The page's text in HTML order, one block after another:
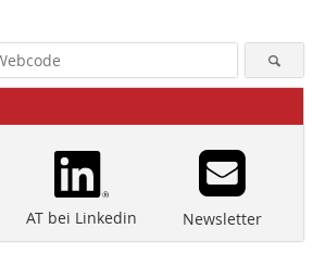
AT bei Linkedin Newsletter